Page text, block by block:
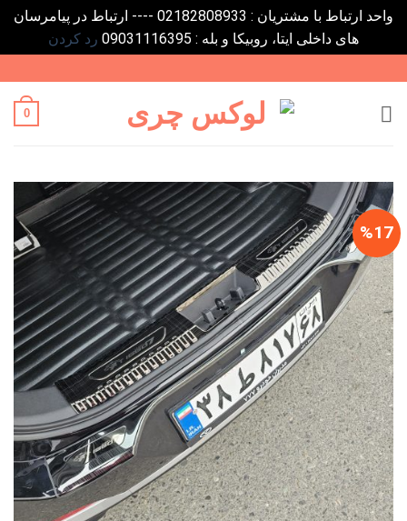
واحد ارتباط با مشتریان : 02182808933 ---- ارتباط در پیامرسان
های داخلی ایتا، روبیکا و بله : 09031116395
رد کردن
to
content
0
%17